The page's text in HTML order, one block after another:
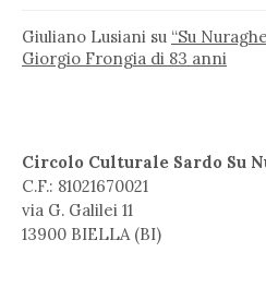
Giuliano Lusiani su “Su
Giorgio Frongia di 83 anni
Circolo Culturale Sardo Su
C.F.: 81021670021
via G. Galilei 11
13900 BIELLA (BI)